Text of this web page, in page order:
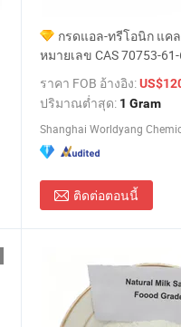
กรดแอล-ทรีโอนิก แค
หมายเลข CAS 70753-
ราคา FOB อ้างอิง:
ปริมาณต่ำสุด: 1 Gram
Shanghai Worldyang
ติดต่อตอนนี้